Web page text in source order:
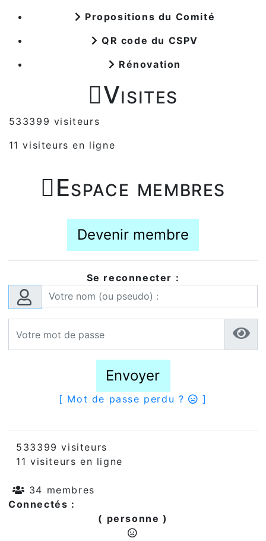
Propositions du Comité
QR code du CSPV
Rénovation
Visites
533399 visiteurs
11 visiteurs en ligne
Espace membres
Devenir membre
Se reconnecter :
Envoyer
[ Mot de passe perdu ? ]
533399 visiteurs
11 visiteurs en ligne
34 membres
Connectés :
( personne )